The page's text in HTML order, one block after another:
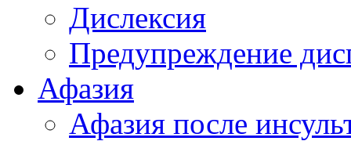
Дислексия
Предупреждение
Афазия
Афазия после